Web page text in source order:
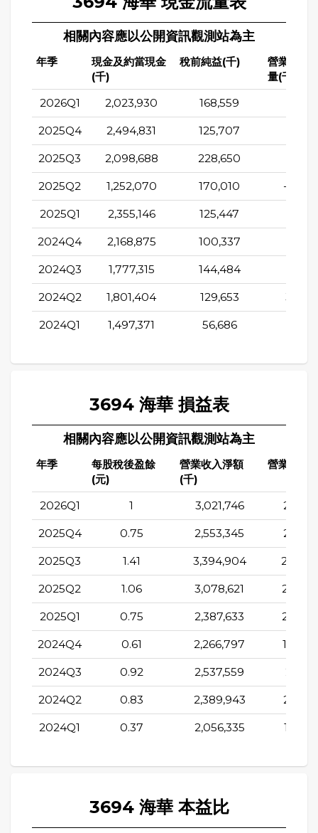
相關內容應以公開資訊觀測站為主
年季
現金及約當現金
(千)
稅前純益(千)
營業活動
量(千)
2026Q1 2,023,930 168,559
2025Q4 2,494,831 125,707
2025Q3 2,098,688 228,650
2025Q2 1,252,070 170,010 -
2025Q1 2,355,146 125,447
2024Q4 2,168,875 100,337
2024Q3 1,777,315 144,484
2024Q2 1,801,404 129,653
2024Q1 1,497,371 56,686
3694 海華 損益表
相關內容應以公開資訊觀測站為主
年季
每股稅後盈餘
(元)
營業收入淨額
(千)
營業成本(
2026Q1 1 3,021,746
2025Q4 0.75 2,553,345
2025Q3 1.41 3,394,904
2025Q2 1.06 3,078,621
2025Q1 0.75 2,387,633
2024Q4 0.61 2,266,797
2024Q3 0.92 2,537,559
2024Q2 0.83 2,389,943
2024Q1 0.37 2,056,335
3694 海華 本益比